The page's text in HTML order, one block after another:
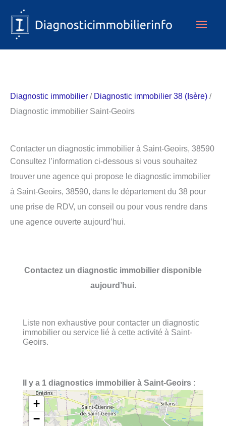
contenu
Diagnostic immobilier / Diagnostic immobilier 38 (Isère) /
Diagnostic immobilier Saint-Geoirs
Contacter un diagnostic immobilier à Saint-Geoirs, 38590
Consultez l’information ci-dessous si vous souhaitez
trouver une agence qui propose le diagnostic immobilier
à Saint-Geoirs, 38590, dans le département du 38 pour
une prise de RDV, un conseil ou pour vous rendre dans
une agence ouverte aujourd’hui.
Contactez un diagnostic immobilier disponible
aujourd’hui.
Liste non exhaustive pour contacter un diagnostic
immobilier ou service lié à cette activité à Saint-
Geoirs.
Il y a 1 diagnostics immobilier à Saint-Geoirs :
+
−